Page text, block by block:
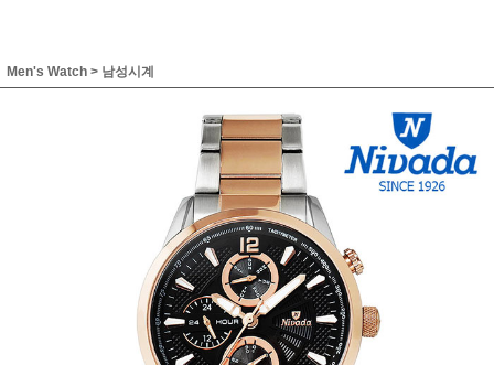
Men's Watch > 남성시계